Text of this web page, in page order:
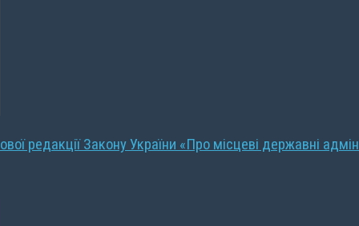
редакції Закону України «Про місцеві державні